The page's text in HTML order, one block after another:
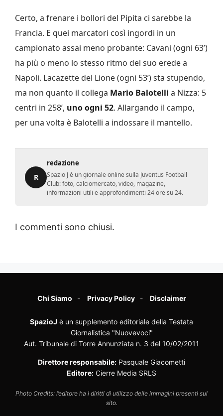
Certo, a frenare i bollori del Pipita ci sarebbe la
Francia. E quei marcatori così ingordi in un
campionato assai meno probante: Cavani (ogni 63’)
ha più o meno lo stesso rit­mo del suo erede a
Napoli. Laca­zette del Lione (ogni 53’) sta stupendo,
ma non quanto il col­lega Mario Balotelli a Nizza: 5
centri in 258’, uno ogni 52. Allargando il campo,
per una volta è Balotelli a indossare il mantello.
R
redazione
Spazio J è un giornale online sulla Juventus Football
Club: foto, calciomercato, video, magazine,
informazioni utili e approfondimenti 24 ore su 24.
I commenti sono chiusi.
Chi Siamo Privacy Policy Disclaimer
SpazioJ è un supplemento editoriale della Testata
Giornalistica "Nuovevoci"
Aut. Tribunale di Torre Annunziata n. 3 del 10/02/2011
Direttore responsabile: Pasquale Giacometti
Editore: Cierre Media SRLS
Photo Credits: l’editore ha i diritti di utilizzo delle immagini presenti sul
sito.